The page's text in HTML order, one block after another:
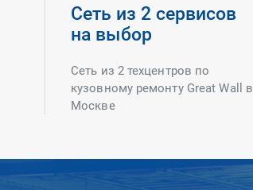
Сеть из 2 сервисов
на выбор
Сеть из 2 техцентров по
кузовному ремонту Great Wall в
Москве